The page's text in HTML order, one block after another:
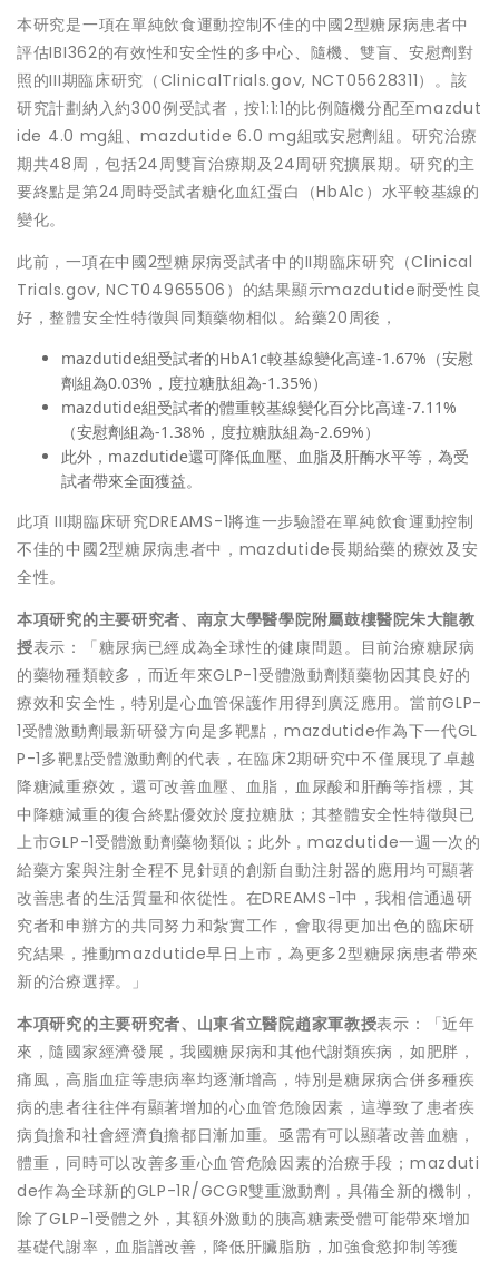
本研究是一項在單純飲食運動控制不佳的中國2型糖尿病患者中
評估IBI362的有效性和安全性的多中心、隨機、雙盲、安慰劑對
照的III期臨床研究（ClinicalTrials.gov, NCT05628311）。該
研究計劃納入約300例受試者，按1:1:1的比例隨機分配至mazdut
ide 4.0 mg組、mazdutide 6.0 mg組或安慰劑組。研究治療
期共48周，包括24周雙盲治療期及24周研究擴展期。研究的主
要終點是第24周時受試者糖化血紅蛋白（HbA1c）水平較基線的
變化。
此前，一項在中國2型糖尿病受試者中的II期臨床研究（Clinical
Trials.gov, NCT04965506）的結果顯示mazdutide耐受性良
好，整體安全性特徵與同類藥物相似。給藥20周後，
mazdutide組受試者的HbA1c較基線變化高達-1.67%（安慰
劑組為0.03%，度拉糖肽組為-1.35%）
mazdutide組受試者的體重較基線變化百分比高達-7.11%
（安慰劑組為-1.38%，度拉糖肽組為-2.69%）
此外，mazdutide還可降低血壓、血脂及肝酶水平等，為受
試者帶來全面獲益。
此項 III期臨床研究DREAMS-1將進一步驗證在單純飲食運動控制
不佳的中國2型糖尿病患者中，mazdutide長期給藥的療效及安
全性。
本項研究的主要研究者、南京大學醫學院附屬鼓樓醫院朱大龍教
授表示：「糖尿病已經成為全球性的健康問題。目前治療糖尿病
的藥物種類較多，而近年來GLP-1受體激動劑類藥物因其良好的
療效和安全性，特別是心血管保護作用得到廣泛應用。當前GLP-
1受體激動劑最新研發方向是多靶點，mazdutide作為下一代GL
P-1多靶點受體激動劑的代表，在臨床2期研究中不僅展現了卓越
降糖減重療效，還可改善血壓、血脂，血尿酸和肝酶等指標，其
中降糖減重的復合終點優效於度拉糖肽；其整體安全性特徵與已
上市GLP-1受體激動劑藥物類似；此外， mazdutide一週一次的
給藥方案與注射全程不見針頭的創新自動注射器的應用均可顯著
改善患者的生活質量和依從性。在DREAMS-1中，我相信通過研
究者和申辦方的共同努力和紮實工作，會取得更加出色的臨床研
究結果，推動mazdutide早日上市，為更多2型糖尿病患者帶來
新的治療選擇。」
本項研究的主要研究者、山東省立醫院趙家軍教授表示：「近年
來，隨國家經濟發展，我國糖尿病和其他代謝類疾病，如肥胖，
痛風，高脂血症等患病率均逐漸增高，特別是糖尿病合併多種疾
病的患者往往伴有顯著增加的心血管危險因素，這導致了患者疾
病負擔和社會經濟負擔都日漸加重。亟需有可以顯著改善血糖，
體重，同時可以改善多重心血管危險因素的治療手段； mazduti
de作為全球新的GLP-1R/GCGR雙重激動劑，具備全新的機制，
除了GLP-1受體之外，其額外激動的胰高糖素受體可能帶來增加
基礎代謝率，血脂譜改善，降低肝臟脂肪，加強食慾抑制等獲